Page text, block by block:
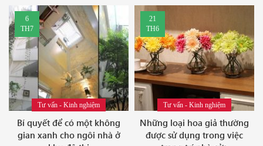
6
TH7
Tư vấn - Kinh nghiệm
Bí quyết để có một không
gian xanh cho ngôi nhà ở
21
TH6
Tư vấn - Kinh nghiệm
Những loại hoa giả thường
được sử dụng trong việc